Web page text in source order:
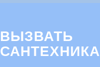
ВЫЗВАТЬ
САНТЕХНИКА